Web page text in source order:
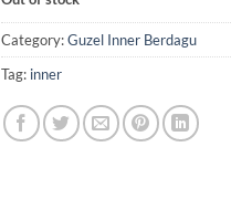
Category:Guzel Inner Berdagu
Tag: inner